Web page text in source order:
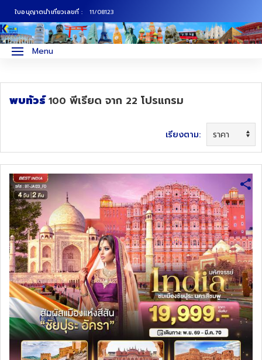
ใบอนุญาตนำเที่ยวเลขที่ : 11/08123
Menu
พบทัวร์100 พีเรียด จาก 22 โปรแกรม
เรียงตาม:
ทัวร์ญี่ปุ่น
ทัวร์ยุโรป
ทัวร์จีน
ทัวร์ฮ่องกง
ทัวร์สิงคโปร์
ทัวร์ตุรเคีย
ทัวร์สวิตเซอร์แลนด์
ทัวร์พม่า
ทัวร์ลาว
ภาคเหนือ
ภาคอีสาน
ภาคตะวันออก